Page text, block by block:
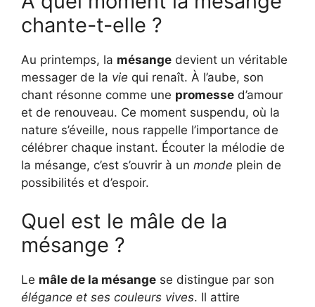
chante-t-elle ?
Au printemps, la mésange devient un véritable
messager de la vie qui renaît. À l’aube, son
chant résonne comme une promesse d’amour
et de renouveau. Ce moment suspendu, où la
nature s’éveille, nous rappelle l’importance de
célébrer chaque instant. Écouter la mélodie de
la mésange, c’est s’ouvrir à un monde plein de
possibilités et d’espoir.
Quel est le mâle de la
mésange ?
Le mâle de la mésange se distingue par son
élégance et ses couleurs vives. Il attire